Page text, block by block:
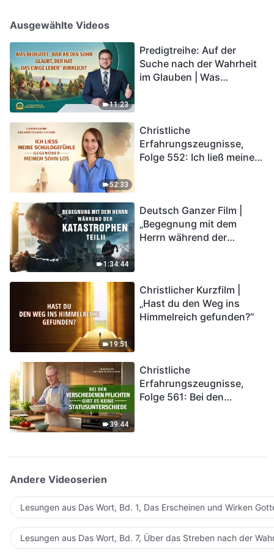
Ausgewählte Videos
11:23
Predigtreihe: Auf der
Suche nach der Wahrheit
im Glauben | Was
52:33
Christliche
Erfahrungszeugnisse,
Folge 552: Ich ließ meine
1:34:44
Deutsch Ganzer Film |
„Begegnung mit dem
Herrn während der
in das Königreich Gottes
eintreten?
19:51
Christlicher Kurzfilm |
„Hast du den Weg ins
Himmelreich gefunden?“
39:44
Christliche
Erfahrungszeugnisse,
Folge 561: Bei den
Andere Videoserien
Lesungen aus Das Wort, Bd. 1, Das Erscheinen und Wirken
Lesungen aus Das Wort, Bd. 7, Über das Streben nach der